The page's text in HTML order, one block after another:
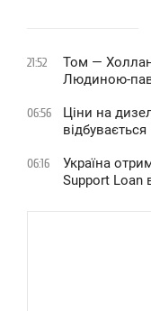
21:52
Том —
Людиною-
06:56
Ціни на
06:16
Україна
Support Loan